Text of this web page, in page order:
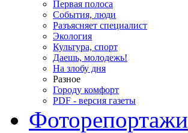
Первая полоса
События, люди
Разъясняет специалист
Экология
Культура, спорт
Даешь, молодежь!
На злобу дня
Разное
Городу комфорт
PDF - версия газеты
Фоторепортажи